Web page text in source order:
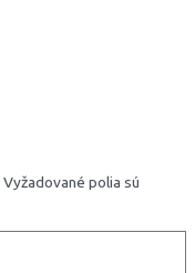
Vyžadované polia sú